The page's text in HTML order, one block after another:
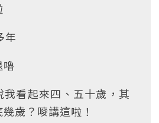
年
看起來四、五十歲，其
歲？嘜講這啦！